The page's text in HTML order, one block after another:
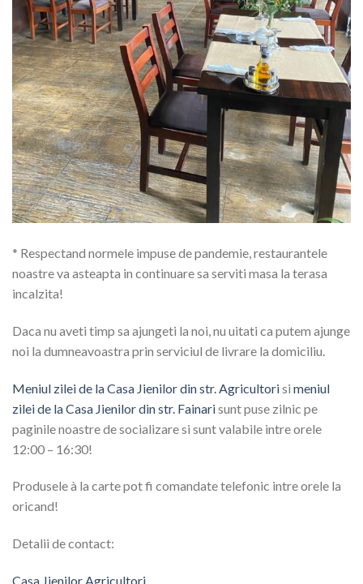
* Respectand normele impuse de pandemie, restaurantele
noastre va asteapta in continuare sa serviti masa la terasa
incalzita!
Daca nu aveti timp sa ajungeti la noi, nu uitati ca putem ajunge
noi la dumneavoastra prin serviciul de livrare la domiciliu.
Meniul zilei de la Casa Jienilor din str. Agricultorisi meniul
zilei de la Casa Jienilor din str. Fainarisunt puse zilnic pe
paginile noastre de socializare si sunt valabile intre orele
12:00 – 16:30!
Produsele à la carte pot fi comandate telefonic intre orele la
oricand!
Detalii de contact:
Casa Jienilor Agricultori